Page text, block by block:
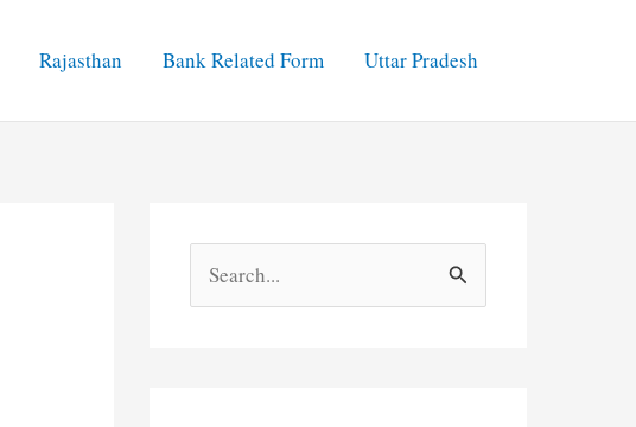
Rajasthan Bank Related Form Uttar Pradesh
e